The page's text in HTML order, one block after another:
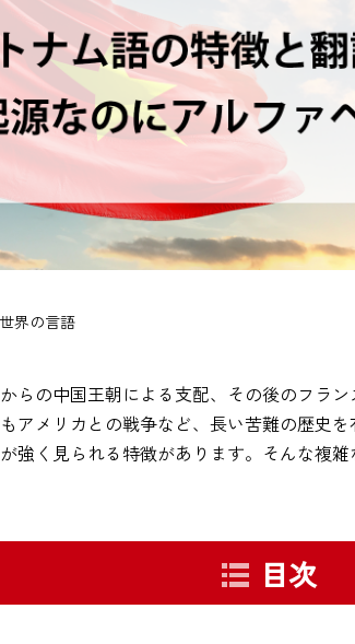
世界の言語
らの中国王朝による支配、その後のフラ
アメリカとの戦争など、長い苦難の歴史を
強く見られる特徴があります。そんな複
目次